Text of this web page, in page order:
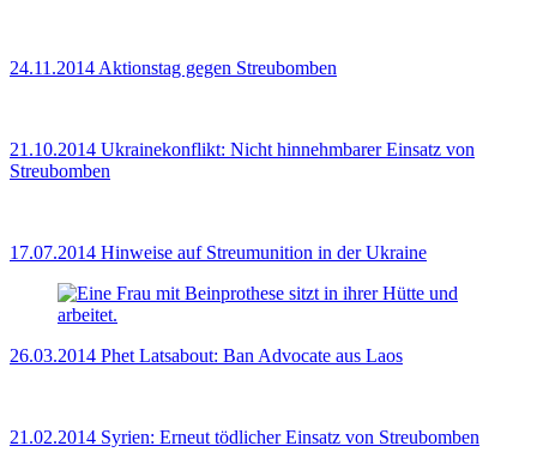
24.11.2014Aktionstag gegen Streubomben
21.10.2014 Ukrainekonflikt: Nicht hinnehmbarer Einsatz von
Streubomben
17.07.2014 Hinweise auf Streumunition in der Ukraine
26.03.2014 Phet Latsabout: Ban Advocate aus Laos
21.02.2014 Syrien: Erneut tödlicher Einsatz von Streubomben